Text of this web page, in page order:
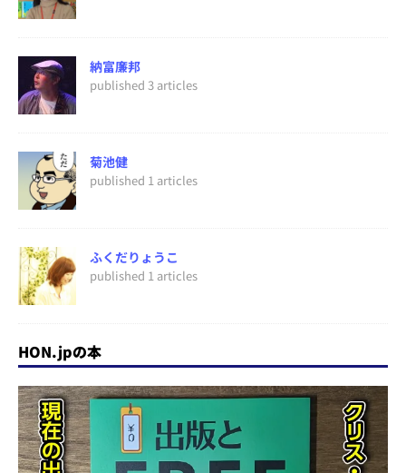
納富廉邦
published 3 articles
菊池健
published 1 articles
ふくだりょうこ
published 1 articles
HON.jpの本